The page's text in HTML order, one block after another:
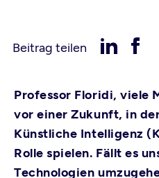
Beitrag teilen
Professor Floridi, viele
vor einer Zukunft, in
Künstliche Intelligenz
Rolle spielen. Fällt es
Technologien